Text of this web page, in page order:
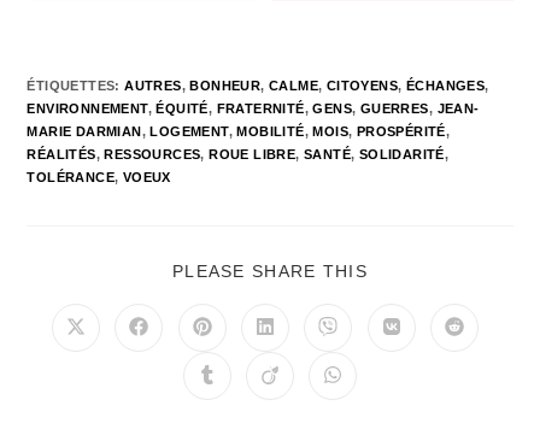
ÉTIQUETTES:AUTRES, BONHEUR, CALME, CITOYENS, ÉCHANGES,
ENVIRONNEMENT, ÉQUITÉ, FRATERNITÉ, GENS, GUERRES, JEAN-
MARIE DARMIAN, LOGEMENT, MOBILITÉ, MOIS, PROSPÉRITÉ,
RÉALITÉS, RESSOURCES, ROUE LIBRE, SANTÉ, SOLIDARITÉ,
TOLÉRANCE, VOEUX
PLEASE SHARE THIS
Ouvrir
Ouvrir
Ouvrir
une
autre
Ouvrir
une
autre
Ouvrir
une
autre
Ouvrir
Ouvrir
Ouvrir
Ouvrir
Ouvrir